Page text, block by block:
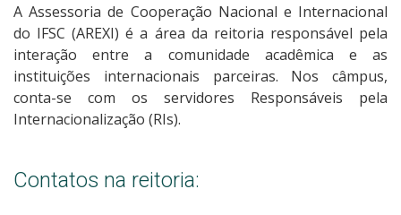
A Assessoria de Cooperação Nacional e Internacional
do IFSC (AREXI) é a área da reitoria responsável pela
interação entre a comunidade acadêmica e as
instituições internacionais parceiras. Nos câmpus,
conta-se com os servidores Responsáveis pela
Internacionalização (RIs).
Contatos na reitoria: